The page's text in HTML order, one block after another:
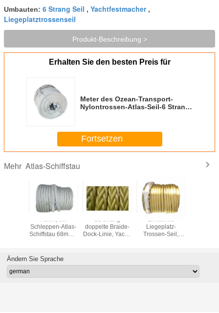
Umbauten: 6 Strang Seil , Yachtfestmacher,
Liegeplatztrossenseil
Produkt-Beschreibung >
Erhalten Sie den besten Preis für
Meter des Ozean-Transport-
Nylontrossen-Atlas-Seil-6 Strang-
Fortsetzen
Mehr Atlas-Schiffstau
mit
Garn
Hafen, der
Schleppen-Atlas-
Schiffstau 68mm x
12 Strang
doppelte Braide-
Dock-Linie, Yacht-
Einfaches
Liegeplatz-
Trossen-Seil,
Ändern Sie Sprache